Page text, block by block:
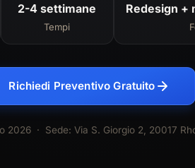
2-4 settimane
Tempi
Redesign +
Richiedi Preventivo Gratuito
2026 · Sede: Via S. Giorgio 2, 20017